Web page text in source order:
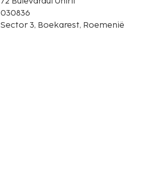
030836
Sector 3, Boekarest, Roemenië